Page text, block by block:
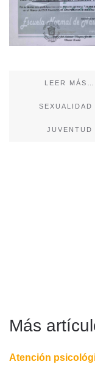
LEER MÁS…
SEXUALIDAD
JUVENTUD
Más
Atención